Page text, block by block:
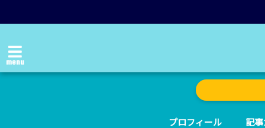
menu
プロフィール 記